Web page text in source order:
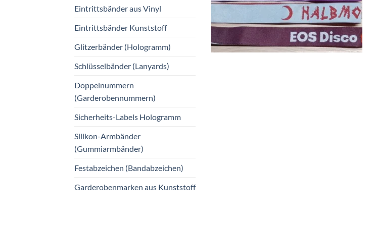
Eintrittsbänder aus Vinyl
Eintrittsbänder Kunststoff
Glitzerbänder (Hologramm)
Schlüsselbänder (Lanyards)
Doppelnummern
(Garderobennummern)
Sicherheits-Labels Hologramm
Silikon-Armbänder
(Gummiarmbänder)
Festabzeichen (Bandabzeichen)
Garderobenmarken aus Kunststoff